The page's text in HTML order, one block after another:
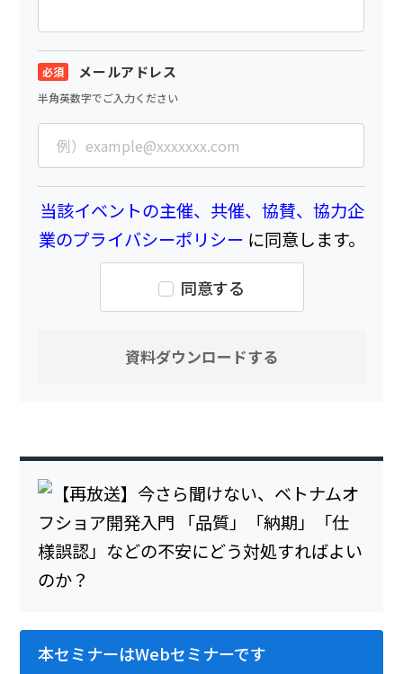
メールアドレス
半角英数字でご入力ください
当該イベントの主催、共催、協賛、協力企
業のプライバシーポリシー に同意します。
同意する
本セミナーはWebセミナーです